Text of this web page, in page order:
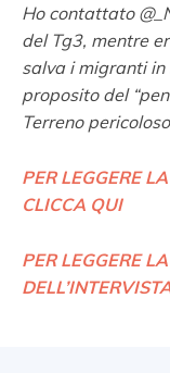
Ho contattato
del Tg3, mentre
salva i migranti
proposito del
Terreno pericoloso
PER LEGGERE
CLICCA QUI
PER LEGGERE